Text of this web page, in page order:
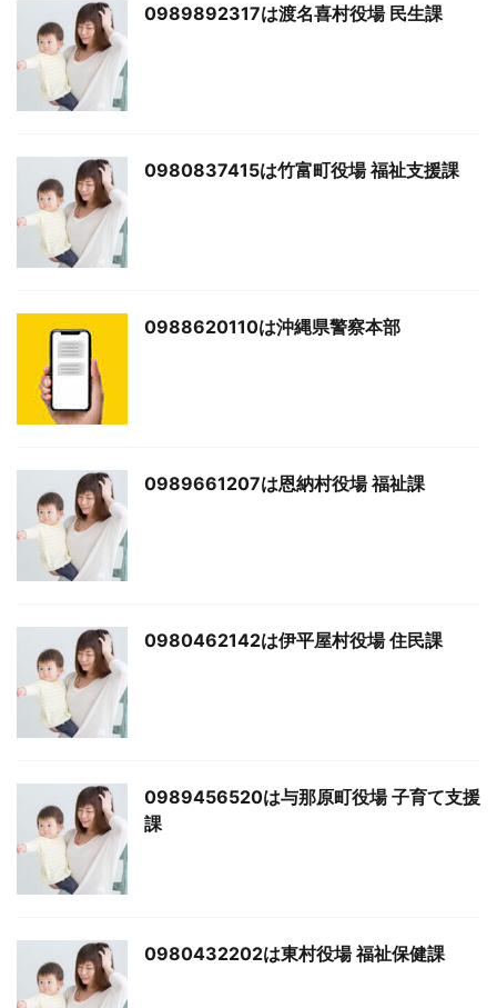
0989892317は渡名喜村役場 民生課
0980837415は竹富町役場 福祉支援課
0988620110は沖縄県警察本部
0989661207は恩納村役場 福祉課
0980462142は伊平屋村役場 住民課
0989456520は与那原町役場 子育て支援
課
0980432202は東村役場 福祉保健課